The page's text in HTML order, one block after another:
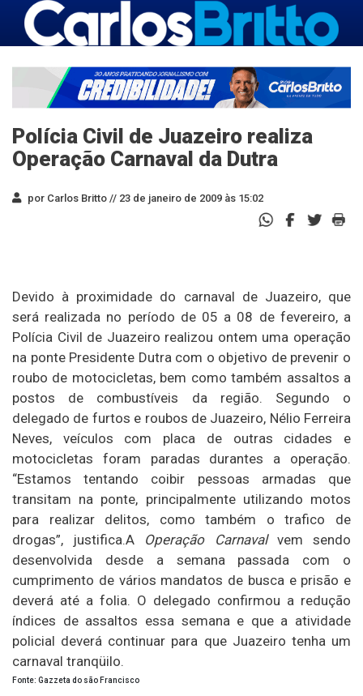
Polícia Civil de Juazeiro realiza
Operação Carnaval da Dutra
por Carlos Britto // 23 de janeiro de 2009 às 15:02
Devido à proximidade do carnaval de Juazeiro, que
será realizada no período de 05 a 08 de fevereiro, a
Polícia Civil de Juazeiro realizou ontem uma operação
na ponte Presidente Dutra com o objetivo de prevenir o
roubo de motocicletas, bem como também assaltos a
postos de combustíveis da região. Segundo o
delegado de furtos e roubos de Juazeiro, Nélio Ferreira
Neves, veículos com placa de outras cidades e
motocicletas foram paradas durantes a operação.
“Estamos tentando coibir pessoas armadas que
transitam na ponte, principalmente utilizando motos
para realizar delitos, como também o trafico de
drogas”, justifica.A Operação Carnavalvem sendo
desenvolvida desde a semana passada com o
cumprimento de vários mandatos de busca e prisão e
deverá até a folia. O delegado confirmou a redução
índices de assaltos essa semana e que a atividade
policial deverá continuar para que Juazeiro tenha um
carnaval tranqüilo.
Fonte: Gazzeta do são Francisco